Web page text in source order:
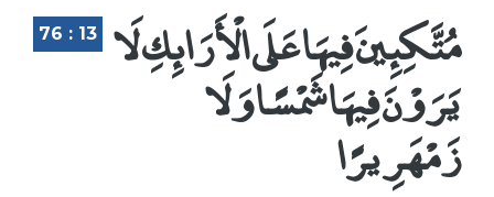
76 : 13 مُتَّكِئِينَ فِيهَا عَلَى الْأَرَائِكِ لَا
يَرَوْنَ فِيهَا شَمْسًا وَلَا
زَمْهَرِيرًا